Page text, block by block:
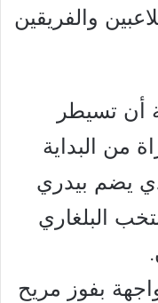
والفريقين
أن تسيطر
من البداية
يضم بيدري
البلغاري
بفوز مريح